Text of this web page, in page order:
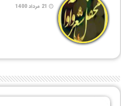
21 مرداد 1400